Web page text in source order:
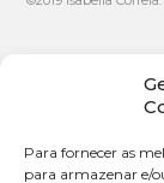
Para fornecer as
para armazenar e/